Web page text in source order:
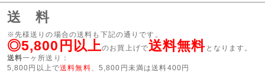
送 料
※先様送りの場合の送料も下記の通りです。
◎5,800円以上のお買上げで送料無料 となります。
送料一ヶ所送り：
5,800円以上で送料無料 、5,800円未満は送料400円